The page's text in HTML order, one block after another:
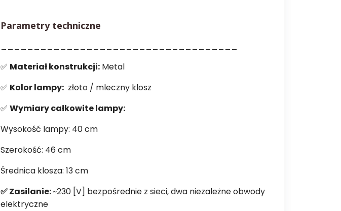
Parametry techniczne
✅ Materiał konstrukcji: Metal
✅ Kolor lampy: złoto / mleczny klosz
✅ Wymiary całkowite lampy:
Wysokość lampy: 40 cm
Szerokość: 46 cm
Średnica klosza: 13 cm
✅ Zasilanie:~230 [V] bezpośrednie z sieci, dwa niezależne obwody
elektryczne